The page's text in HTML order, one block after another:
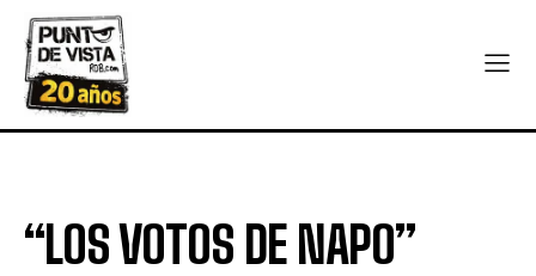
“LOS VOTOS DE NAPO”